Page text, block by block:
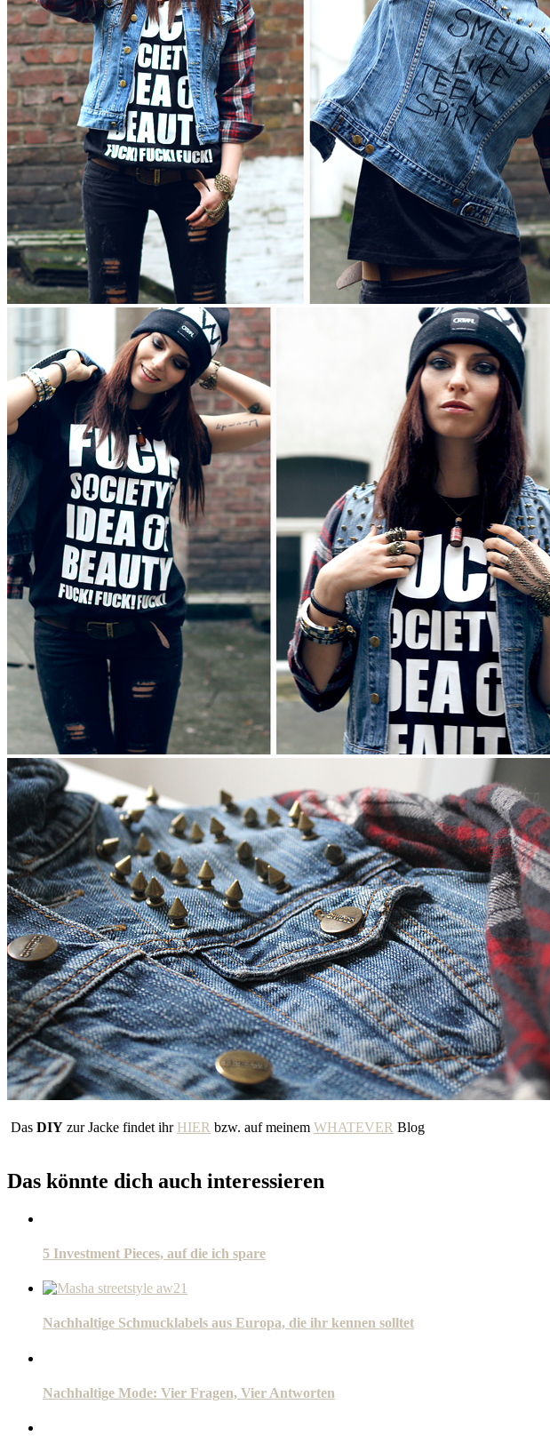
Das DIY zur Jacke findet ihr HIER bzw. auf meinem WHATEVER Blog
Das könnte dich auch interessieren
5 Investment Pieces, auf die ich spare
Nachhaltige Schmucklabels aus Europa, die ihr kennen solltet
Nachhaltige Mode: Vier Fragen, Vier Antworten